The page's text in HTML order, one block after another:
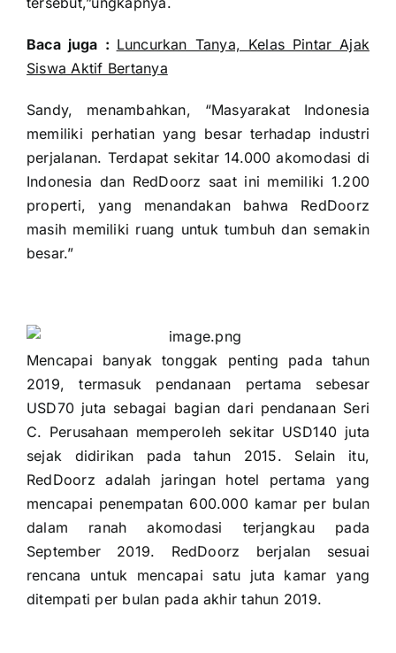
Baca juga : Luncurkan Tanya, Kelas Pintar Ajak
Siswa Aktif Bertanya
Sandy, menambahkan, “Masyarakat Indonesia
memiliki perhatian yang besar terhadap industri
perjalanan. Terdapat sekitar 14.000 akomodasi di
Indonesia dan RedDoorz saat ini memiliki 1.200
properti, yang menandakan bahwa RedDoorz
masih memiliki ruang untuk tumbuh dan semakin
besar.”
Mencapai banyak tonggak penting pada tahun
2019, termasuk pendanaan pertama sebesar
USD70 juta sebagai bagian dari pendanaan Seri
C. Perusahaan memperoleh sekitar USD140 juta
sejak didirikan pada tahun 2015. Selain itu,
RedDoorz adalah jaringan hotel pertama yang
mencapai penempatan 600.000 kamar per bulan
dalam ranah akomodasi terjangkau pada
September 2019. RedDoorz berjalan sesuai
rencana untuk mencapai satu juta kamar yang
ditempati per bulan pada akhir tahun 2019.